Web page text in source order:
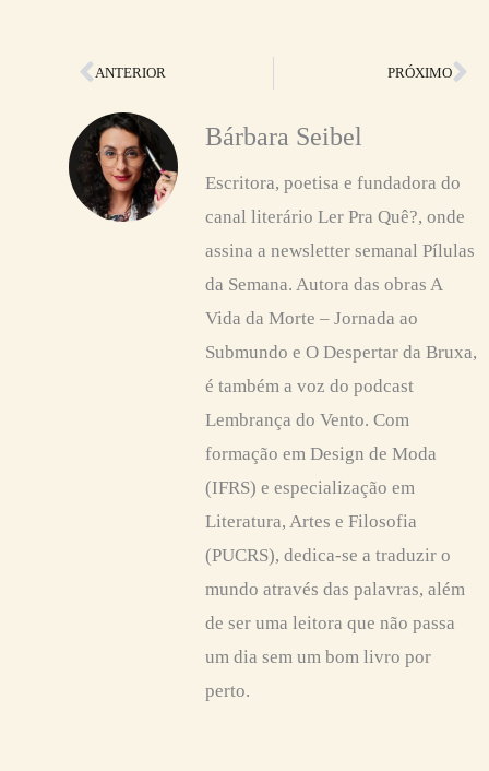
Anterior
ANTERIOR PRÓXIMO
Bárbara Seibel
Escritora, poetisa e fundadora do
canal literário Ler Pra Quê?, onde
assina a newsletter semanal Pílulas
da Semana. Autora das obras A
Vida da Morte – Jornada ao
Submundo e O Despertar da Bruxa,
é também a voz do podcast
Lembrança do Vento. Com
formação em Design de Moda
(IFRS) e especialização em
Literatura, Artes e Filosofia
(PUCRS), dedica-se a traduzir o
mundo através das palavras, além
de ser uma leitora que não passa
um dia sem um bom livro por
perto.